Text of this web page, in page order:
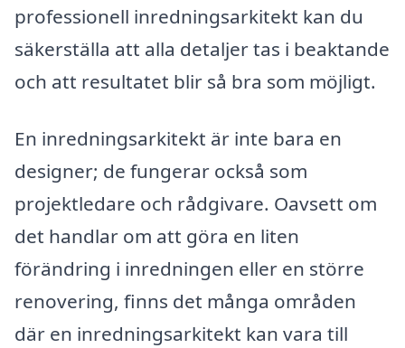
professionell inredningsarkitekt kan du
säkerställa att alla detaljer tas i beaktande
och att resultatet blir så bra som möjligt.
En inredningsarkitekt är inte bara en
designer; de fungerar också som
projektledare och rådgivare. Oavsett om
det handlar om att göra en liten
förändring i inredningen eller en större
renovering, finns det många områden
där en inredningsarkitekt kan vara till